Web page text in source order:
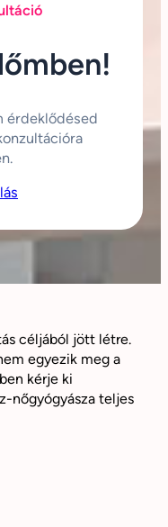
érdeklődésed
céljából jött létre.
egyezik meg a
kérje ki
nőgyógyásza teljes